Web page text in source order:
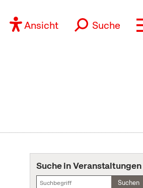
Ansicht Suche
Suche in Veranstaltungen
Suchen